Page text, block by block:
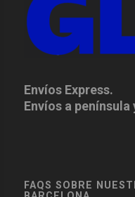
Envíos Express.
Envíos a
FAQS SOBRE